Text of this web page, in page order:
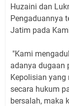
Huzaini dan
Pengaduannya
Jatim pada
"Kami
adanya dugaan
Kepolisian yang
secara hukum
bersalah, maka